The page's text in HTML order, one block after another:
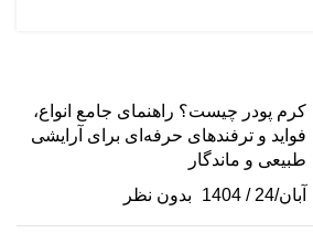
کرم پودر چیست؟ راهنمای جامع انواع،
فواید و ترفندهای حرفه‌ای برای آرایشی
طبیعی و ماندگار
آبان/24 / 1404
بدون نظر